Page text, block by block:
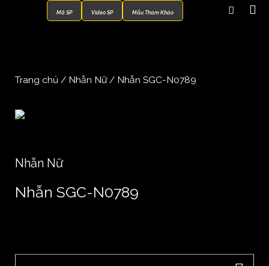
Mã SP Video SP Mẫu Tham Khảo
Trang chủ / Nhẫn Nữ/ Nhẫn SGC-N0789
Nhẫn Nữ
Nhẫn SGC-N0789